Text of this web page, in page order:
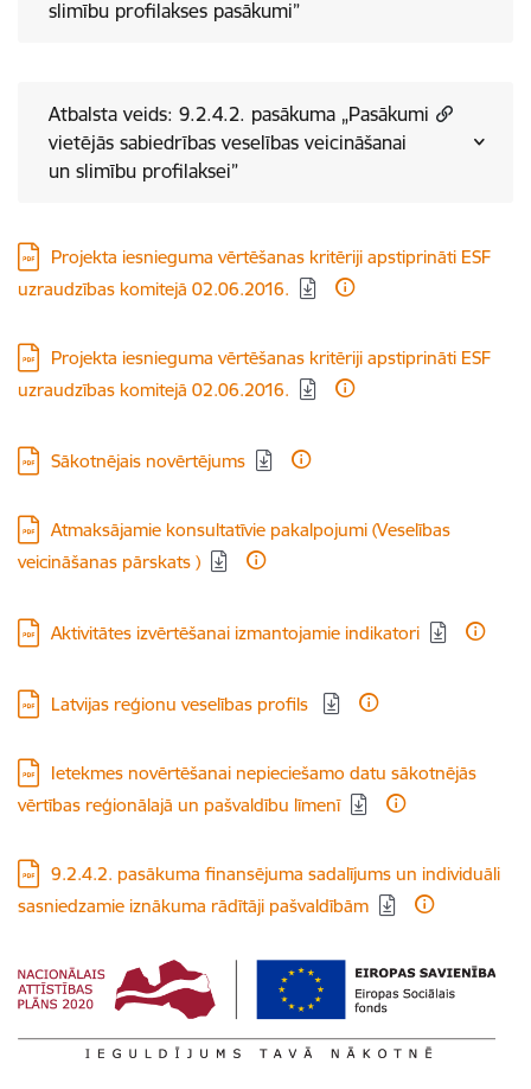
slimību profilakses pasākumi”
Atbalsta veids: 9.2.4.2. pasākuma „Pasākumi
vietējās sabiedrības veselības veicināšanai
un slimību profilaksei”
Lejupielādēt:
Projekta iesnieguma vērtēšanas kritēriji apstiprināti ESF
uzraudzības komitejā 02.06.2016.
Lejupielādēt:
Projekta iesnieguma vērtēšanas kritēriji apstiprināti ESF
uzraudzības komitejā 02.06.2016.
Lejupielādēt:
Sākotnējais novērtējums
Lejupielādēt:
Atmaksājamie konsultatīvie pakalpojumi (Veselības
veicināšanas pārskats )
Lejupielādēt:
Aktivitātes izvērtēšanai izmantojamie indikatori
Lejupielādēt:
Latvijas reģionu veselības profils
Lejupielādēt:
Ietekmes novērtēšanai nepieciešamo datu sākotnējās
vērtības reģionālajā un pašvaldību līmenī
Lejupielādēt:
9.2.4.2. pasākuma finansējuma sadalījums un individuāli
sasniedzamie iznākuma rādītāji pašvaldībām